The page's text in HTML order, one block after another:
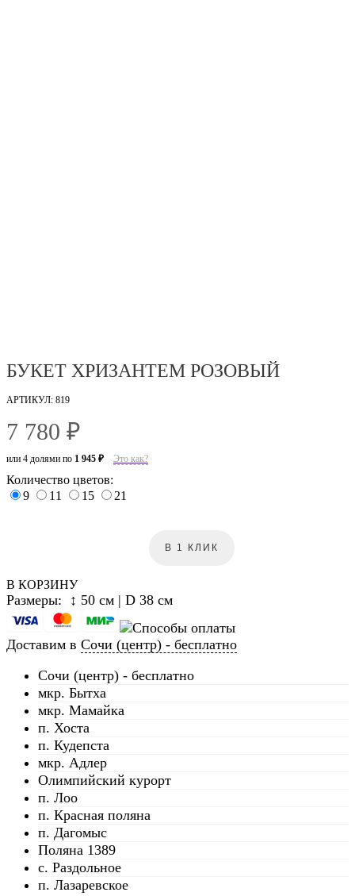
БУКЕТ ХРИЗАНТЕМ РОЗОВЫЙ
АРТИКУЛ: 819
7 780 ₽
или 4 долями по 1 945 ₽ Это как?
Количество цветов:
9
11 15 21
В КОРЗИНУ
В 1 КЛИК
Размеры: ↕ 50 см | D 38 см
Доставим в Сочи (центр) - бесплатно
Сочи (центр) - бесплатно
мкр. Бытха
мкр. Мамайка
п. Хоста
п. Кудепста
мкр. Адлер
Олимпийский курорт
п. Лоо
п. Красная поляна
п. Дагомыс
Поляна 1389
с. Раздольное
п. Лазаревское